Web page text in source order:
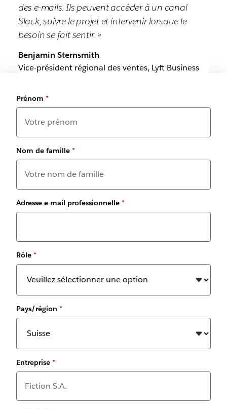
des e-mails. Ils peuvent accéder à un canal
Slack, suivre le projet et intervenir lorsque le
besoin se fait sentir. »
Benjamin Sternsmith
Vice-président régional des ventes, Lyft Business
Prénom *
Nom de famille *
Adresse e-mail professionnelle *
Rôle *
Pays/région *
Entreprise *